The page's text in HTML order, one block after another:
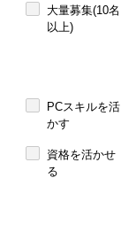
大量募集(10名
以上)
PCスキルを活
かす
資格を活かせ
る